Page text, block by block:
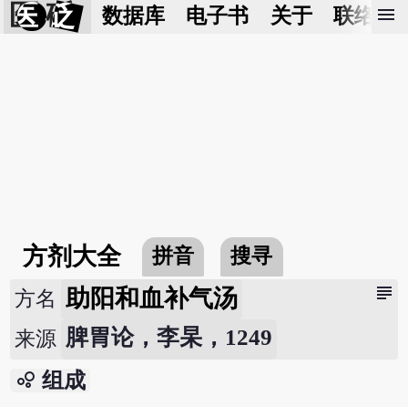
医 砭 数据库 电子书 关于 联络我
menu
方剂大全 拼音 搜寻
subject
方名 助阳和血补气汤
来源 脾胃论，李杲，1249
bubble_chart 组成